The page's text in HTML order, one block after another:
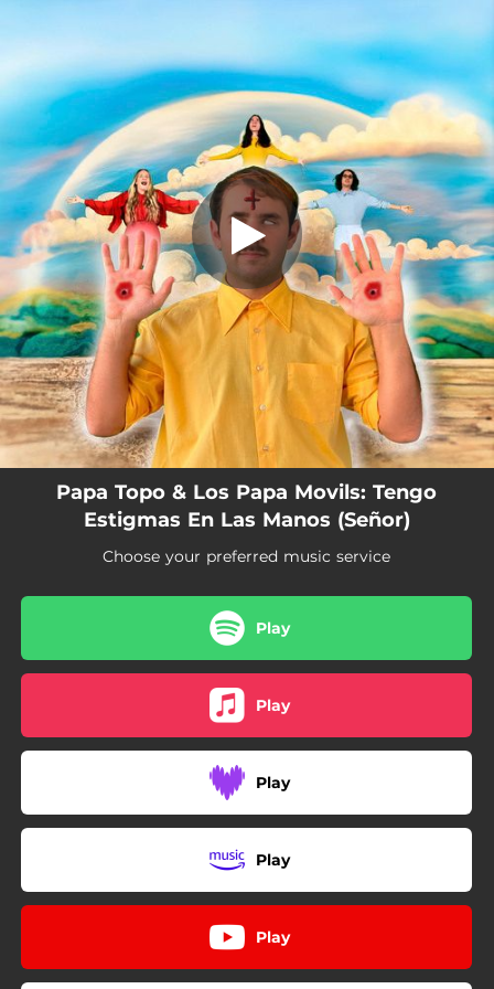
Tengo Estigmas En Las Manos (Señor)
Tengo Estigmas En Las Manos (Señor)
03:51
Papa Topo & Los Papa Movils: Tengo
Estigmas En Las Manos (Señor)
Choose your preferred music service
Play
Play
Play
Play
Play